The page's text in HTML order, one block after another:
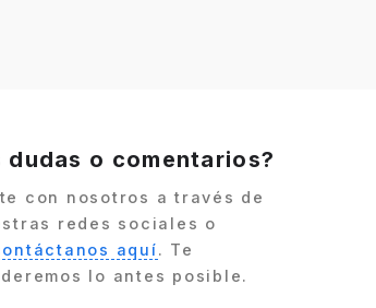
dudas o comentarios?
con nosotros a través de
redes sociales o
aquí. Te
lo antes posible.